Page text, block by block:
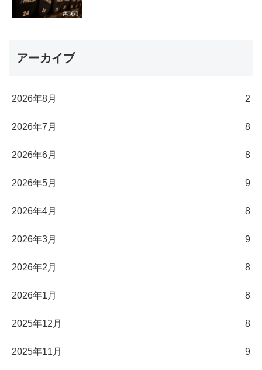
アーカイブ
2026年8月 2
2026年7月 8
2026年6月 8
2026年5月 9
2026年4月 8
2026年3月 9
2026年2月 8
2026年1月 8
2025年12月 8
2025年11月 9